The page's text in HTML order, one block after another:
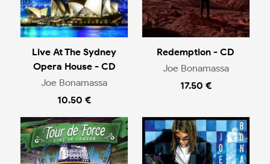
Live At The Sydney
Opera House - CD
Joe Bonamassa
10.50 €
Redemption - CD
Joe Bonamassa
17.50 €